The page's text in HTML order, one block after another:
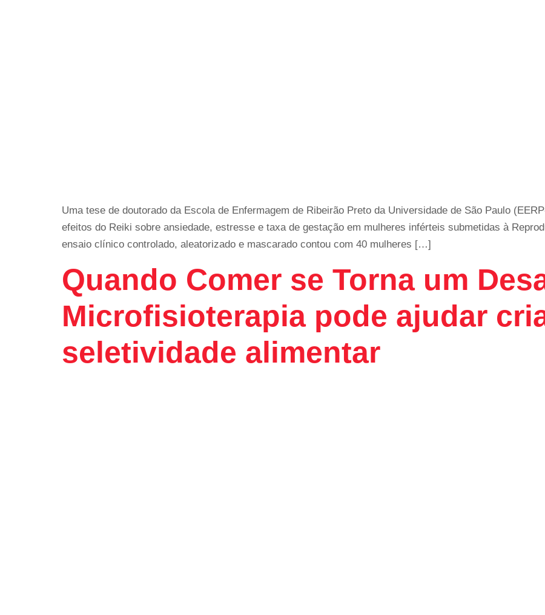
Uma tese de doutorado da Escola de Enfermagem de Ribeirão Preto da Universidade de São Paulo
efeitos do Reiki sobre ansiedade, estresse e taxa de gestação em mulheres inférteis submetidas à
ensaio clínico controlado, aleatorizado e mascarado contou com 40 mulheres […]
Quando Comer se Torna um
Microfisioterapia pode ajudar
seletividade alimentar